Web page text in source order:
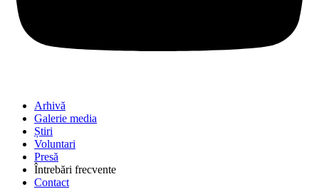
Arhivă
Galerie media
Știri
Voluntari
Presă
Întrebări frecvente
Contact